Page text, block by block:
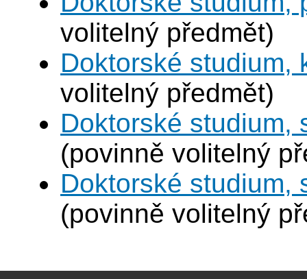
volitelný předmět)
Doktorské studium,
volitelný předmět)
Doktorské studium,
(povinně volitelný
Doktorské studium,
(povinně volitelný